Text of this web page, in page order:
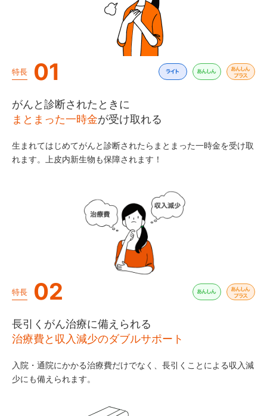
特長 01
がんと診断されたときに
まとまった一時金が受け取れる
生まれてはじめてがんと診断されたらまとまった一時金を受け取
れます。上皮内新生物も保障されます！
特長 02
長引くがん治療に備えられる
治療費と収入減少のダブルサポート
入院・通院にかかる治療費だけでなく、長引くことによる収入減
少にも備えられます。